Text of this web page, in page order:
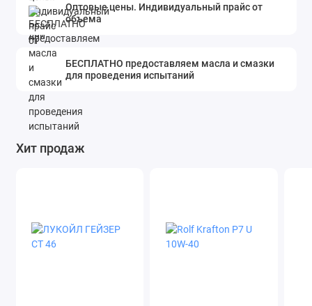
Оптовые цены. Индивидуальный прайс от
объема
БЕСПЛАТНО предоставляем масла и смазки
для проведения испытаний
Хит продаж